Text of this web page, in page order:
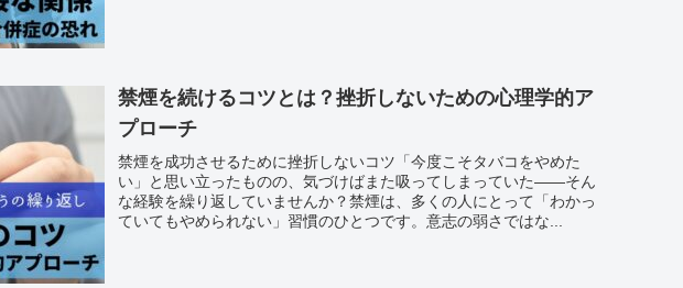
禁煙を続けるコツとは？挫折しないための心理学的ア
プローチ
禁煙を成功させるために挫折しないコツ「今度こそタバコをやめた
い」と思い立ったものの、気づけばまた吸ってしまっていた――そん
な経験を繰り返していませんか？禁煙は、多くの人にとって「わかっ
ていてもやめられない」習慣のひとつです。意志の弱さではな...